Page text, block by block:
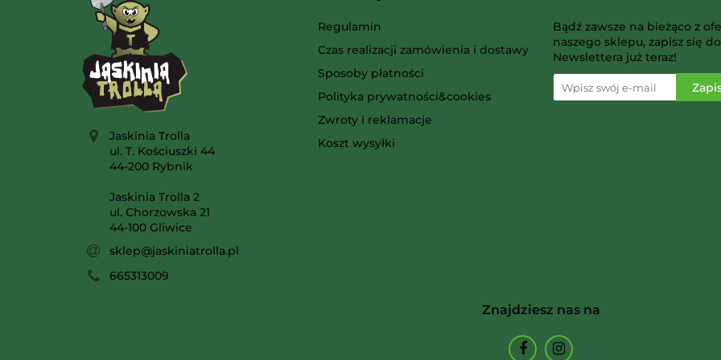
AMIGO Spiel
Jaskinia Trolla
ul. T. Kościuszki 44
44-200 Rybnik
Jaskinia Trolla 2
ul. Chorzowska 21
44-100 Gliwice
sklep@jaskiniatrolla.pl
665313009
Regulamin
Czas realizacji zamówienia i dostawy
Sposoby płatności
Polityka prywatności&cookies
Zwroty i reklamacje
Koszt wysyłki
Bądź zawsze na bieżąco z
naszego sklepu, zapisz się do
Newslettera już teraz!
Znajdziesz nas na